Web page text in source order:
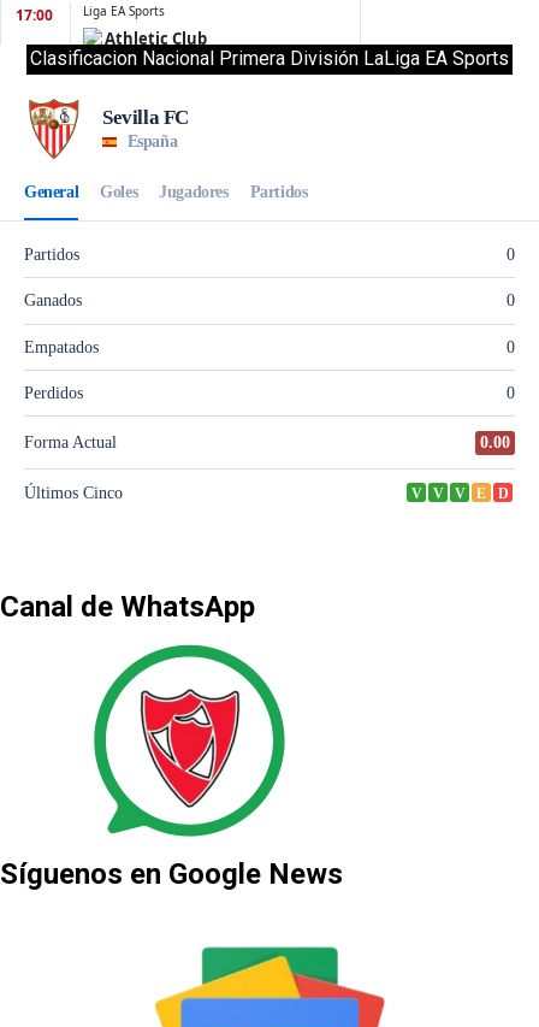
Clasificacion Nacional Primera División LaLiga EA Sports
Canal de WhatsApp
Síguenos en Google News